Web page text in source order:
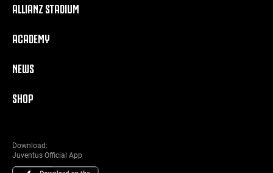
ALLIANZ STADIUM
ACADEMY
NEWS
SHOP
Download:
Juventus Official App